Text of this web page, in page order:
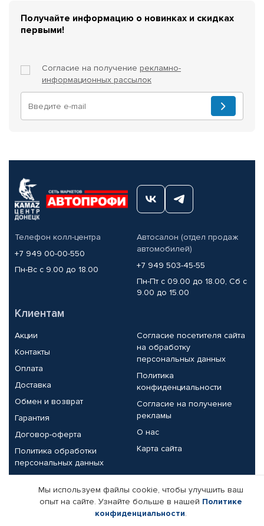
Получайте информацию о новинках и скидках
первыми!
Согласие на получение рекламно-
информационных рассылок
Телефон колл-центра
+7 949 00-00-550
Пн-Вс с 9.00 до 18.00
Автосалон (отдел продаж
автомобилей)
+7 949 503-45-55
Пн-Пт с 09.00 до 18.00, Сб с
9.00 до 15.00
Клиентам
Акции
Контакты
Оплата
Доставка
Обмен и возврат
Гарантия
Договор-оферта
Политика обработки
персональных данных
Согласие посетителя сайта
на обработку
персональных данных
Политика
конфиденциальности
Согласие на получение
рекламы
О нас
Карта сайта
Партнерам
Корпоративным клиентам
Реквизиты компании
Мы используем файлы cookie, чтобы улучшить ваш
опыт на сайте. Узнайте больше в нашей Политике
конфиденциальности.